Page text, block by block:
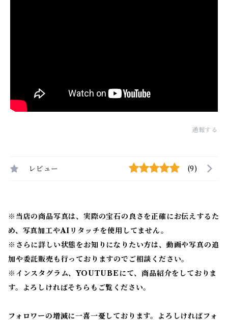
通報する
レビュー (9)
※当店の商品写真は、実際の宝石の良さを正確にお伝えするた
め、写真加工やAIリタッチを使用してません。
※ さらに詳しい状態をお知りになりたい方は、動画や写真の追
加や委託販売も行っておりますのでご相談ください。
※ インスタグラム、YOUTUBEにて、商品紹介をしておりま
す。よろしければそちらもご覧ください。
フォロワーの増減に一喜一憂しております。よろしければフォ